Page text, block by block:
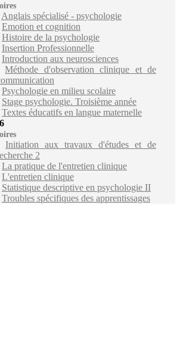
Anglais spécialisé - psychologie
Emotion et cognition
Histoire de la psychologie
Insertion Professionnelle
Introduction aux neurosciences
Méthode d'observation clinique et de
Psychologie en milieu scolaire
Stage psychologie. Troisième année
Textes éducatifs en langue maternelle
Initiation aux travaux d'études et de
2
La pratique de l'entretien clinique
L'entretien clinique
Statistique descriptive en psychologie II
Troubles spécifiques des apprentissages